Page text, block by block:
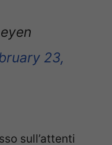
23,
sull’attenti